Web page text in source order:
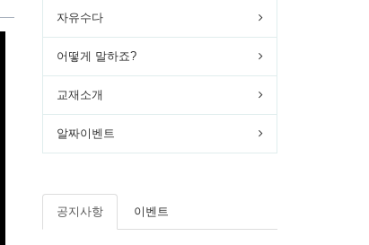
자유수다
어떻게 말하죠?
교재소개
알짜이벤트
공지사항 이벤트